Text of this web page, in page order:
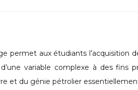
permet aux étudiants l’acquisition
variable complexe à des fins
et du génie pétrolier